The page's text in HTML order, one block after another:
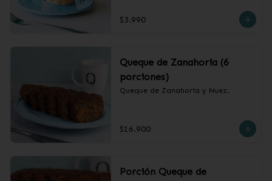
$3.990
Queque de Zanahoria (6
porciones)
Queque de Zanahoria y Nuez.
$16.900
Porción Queque de